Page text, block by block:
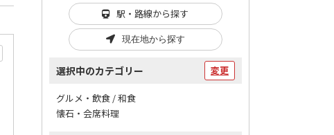
駅・路線から探す
現在地から探す
選択中のカテゴリー 変更
グルメ・飲食 / 和食
懐石・会席料理